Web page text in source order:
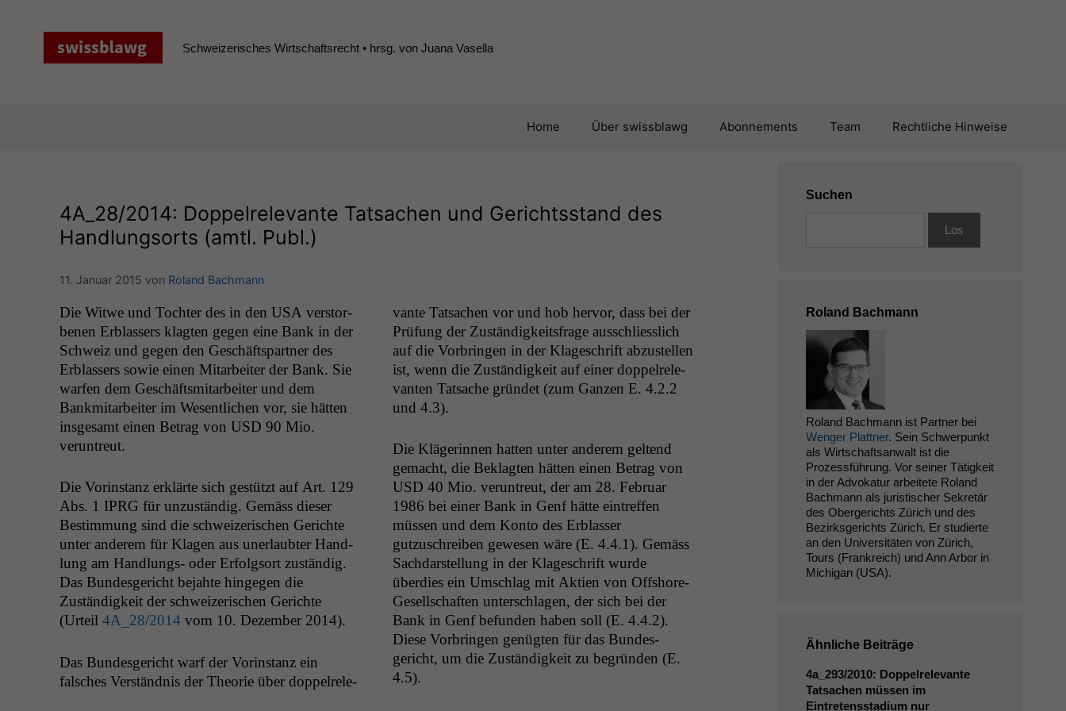
Schweizerisches Wirtschaftsrecht • hrsg. von Juana Vasella
Home Über swissblawg Abonnements Team Rechtliche Hinweise
4A_28/2014: Doppelrelevante Tatsachen und Gerichtsstand des
Handlungsorts (amtl. Publ.)
11. Januar 2015 von Roland Bachmann
Die Witwe und Tochter des in den USA ver­stor­
be­nen Erblassers klagten gegen eine Bank in der
Schweiz und gegen den Geschäftspart­ner des
Erblassers sowie einen Mitar­beit­er der Bank. Sie
war­fen dem Geschäftsmi­tar­beit­er und dem
Bankmi­tar­beit­er im Wesentlichen vor, sie hät­ten
ins­ge­samt einen Betrag von USD 90 Mio.
veruntreut.
Die Vorin­stanz erk­lärte sich gestützt auf Art. 129
Abs. 1 IPRG für unzuständig. Gemäss dieser
Bes­tim­mung sind die schweiz­erischen Gerichte
unter anderem für Kla­gen aus uner­laubter Hand­
lung am Hand­lungs- oder Erfol­gsort zuständig.
Das Bun­des­gericht bejahte hinge­gen die
Zuständigkeit der schweiz­erischen Gerichte
(Urteil 4A_28/2014 vom 10. Dezem­ber 2014).
Das Bun­des­gericht warf der Vorin­stanz ein
falsches Ver­ständ­nis der The­o­rie über dop­pel­rel­e­
vante Tat­sachen vor und hob her­vor, dass bei der
Prü­fung der Zuständigkeits­frage auss­chliesslich
auf die Vor­brin­gen in der Klageschrift abzustellen
ist, wenn die Zuständigkeit auf ein­er dop­pel­rel­e­
van­ten Tat­sache grün­det (zum Ganzen E. 4.2.2
und 4.3).
Die Klägerin­nen hat­ten unter anderem gel­tend
gemacht, die Beklagten hät­ten einen Betrag von
USD 40 Mio. verun­treut, der am 28. Feb­ru­ar
1986 bei ein­er Bank in Genf hätte ein­tr­e­f­fen
müssen und dem Kon­to des Erblass­er
gutzuschreiben gewe­sen wäre (E. 4.4.1). Gemäss
Sach­darstel­lung in der Klageschrift wurde
überdies ein Umschlag mit Aktien von Off­shore-
Gesellschaften unter­schla­gen, der sich bei der
Bank in Genf befun­den haben soll (E. 4.4.2).
Diese Vor­brin­gen genügten für das Bun­des­
gericht, um die Zuständigkeit zu begrün­den (E.
4.5).
Suchen
Roland Bachmann
Roland Bachmann ist Partner bei
Wenger Plattner. Sein Schwerpunkt
als Wirtschaftsanwalt ist die
Prozessführung. Vor seiner Tätigkeit
in der Advokatur arbeitete Roland
Bachmann als juristischer Sekretär
des Obergerichts Zürich und des
Bezirksgerichts Zürich. Er studierte
an den Universitäten von Zürich,
Tours (Frankreich) und Ann Arbor in
Michigan (USA).
Ähnliche Beiträge
4a_293/2010: Doppelrelevante
Tatsachen müssen im
Eintretensstadium nur